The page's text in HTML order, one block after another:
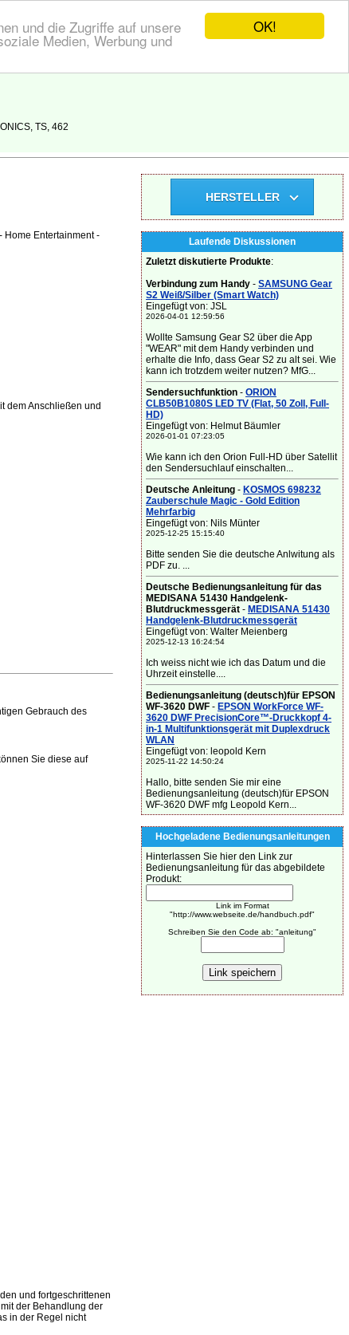
OK!
und die Zugriffe auf unsere
Medien, Werbung und
TS, 462
Home Entertainment -
dem Anschließen und
Gebrauch des
Sie diese auf
und fortgeschrittenen
der Behandlung der
in der Regel nicht
HERSTELLER
Laufende Diskussionen
Zuletzt diskutierte Produkte:
Verbindung zum Handy - SAMSUNG Gear
S2 Weiß/Silber (Smart Watch)
Eingefügt von: JSL
2026-04-01 12:59:56
Wollte Samsung Gear S2 über die App
"WEAR" mit dem Handy verbinden und
erhalte die Info, dass Gear S2 zu alt sei. Wie
kann ich trotzdem weiter nutzen? MfG...
Sendersuchfunktion - ORION
CLB50B1080S LED TV (Flat, 50 Zoll, Full-
HD)
Eingefügt von: Helmut Bäumler
2026-01-01 07:23:05
Wie kann ich den Orion Full-HD über Satellit
den Sendersuchlauf einschalten...
Deutsche Anleitung - KOSMOS 698232
Zauberschule Magic - Gold Edition
Mehrfarbig
Eingefügt von: Nils Münter
2025-12-25 15:15:40
Bitte senden Sie die deutsche Anlwitung als
PDF zu. ...
Deutsche Bedienungsanleitung für das
MEDISANA 51430 Handgelenk-
Blutdruckmessgerät - MEDISANA 51430
Handgelenk-Blutdruckmessgerät
Eingefügt von: Walter Meienberg
2025-12-13 16:24:54
Ich weiss nicht wie ich das Datum und die
Uhrzeit einstelle....
Bedienungsanleitung (deutsch)für EPSON
WF-3620 DWF - EPSON WorkForce WF-
3620 DWF PrecisionCore™-Druckkopf 4-
in-1 Multifunktionsgerät mit Duplexdruck
WLAN
Eingefügt von: leopold Kern
2025-11-22 14:50:24
Hallo, bitte senden Sie mir eine
Bedienungsanleitung (deutsch)für EPSON
WF-3620 DWF mfg Leopold Kern...
Hochgeladene Bedienungsanleitungen
Hinterlassen Sie hier den Link zur
Bedienungsanleitung für das abgebildete
Produkt:
Link im Format
"http://www.webseite.de/handbuch.pdf"
Schreiben Sie den Code ab: "anleitung"